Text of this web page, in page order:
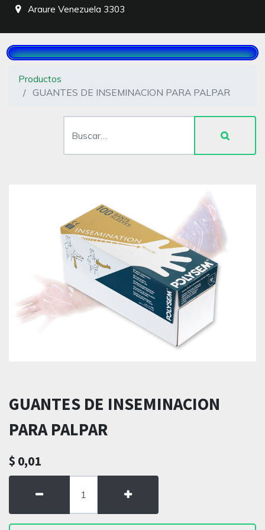
Araure Venezuela 3303
Productos
GUANTES DE INSEMINACION PARA PALPAR
GUANTES DE INSEMINACION
PARA PALPAR
$ 0,01